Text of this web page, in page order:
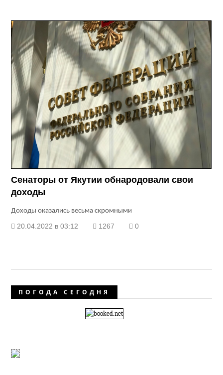
Сенаторы от Якутии обнародовали свои
доходы
Доходы оказались весьма скромными
20.04.2022 в 03:12 1267 0
ПОГОДА СЕГОДНЯ